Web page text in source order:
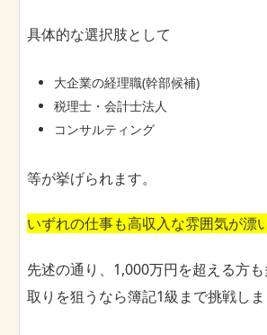
具体的な選択肢として
大企業の経理職(幹部候補)
税理士・会計士法人
コンサルティング
等が挙げられます。
いずれの仕事も高収入な雰囲気が漂
先述の通り、1,000万円を超える方
取りを狙うなら簿記1級まで挑戦しま